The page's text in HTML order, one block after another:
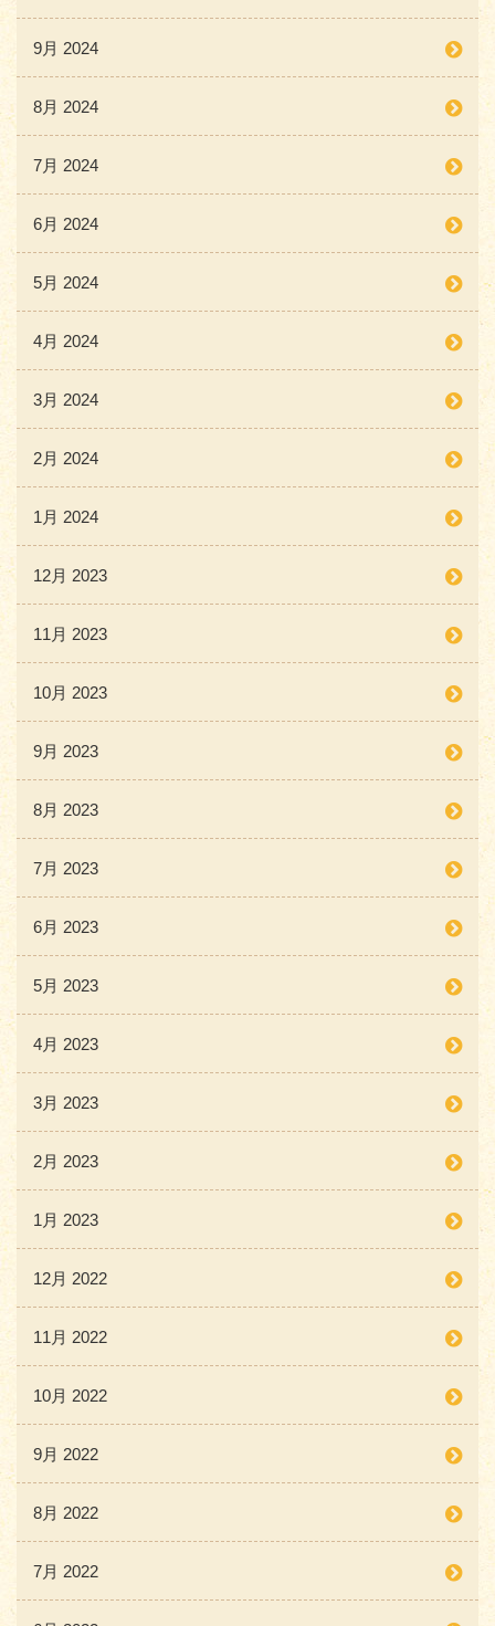
9月 2024
8月 2024
7月 2024
6月 2024
5月 2024
4月 2024
3月 2024
2月 2024
1月 2024
12月 2023
11月 2023
10月 2023
9月 2023
8月 2023
7月 2023
6月 2023
5月 2023
4月 2023
3月 2023
2月 2023
1月 2023
12月 2022
11月 2022
10月 2022
9月 2022
8月 2022
7月 2022